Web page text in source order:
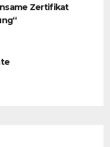
Zertifikat